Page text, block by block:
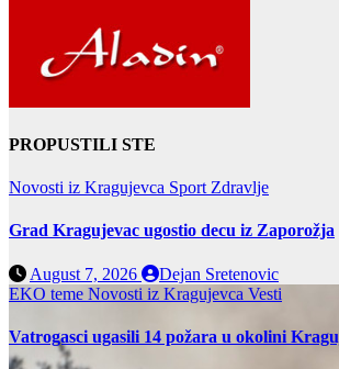
PROPUSTILI STE
Novosti iz Kragujevca Sport Zdravlje
Grad Kragujevac ugostio decu iz Zaporožja
August 7, 2026
Dejan Sretenovic
EKO teme Novosti iz Kragujevca Vesti
Vatrogasci ugasili 14 požara u okolini